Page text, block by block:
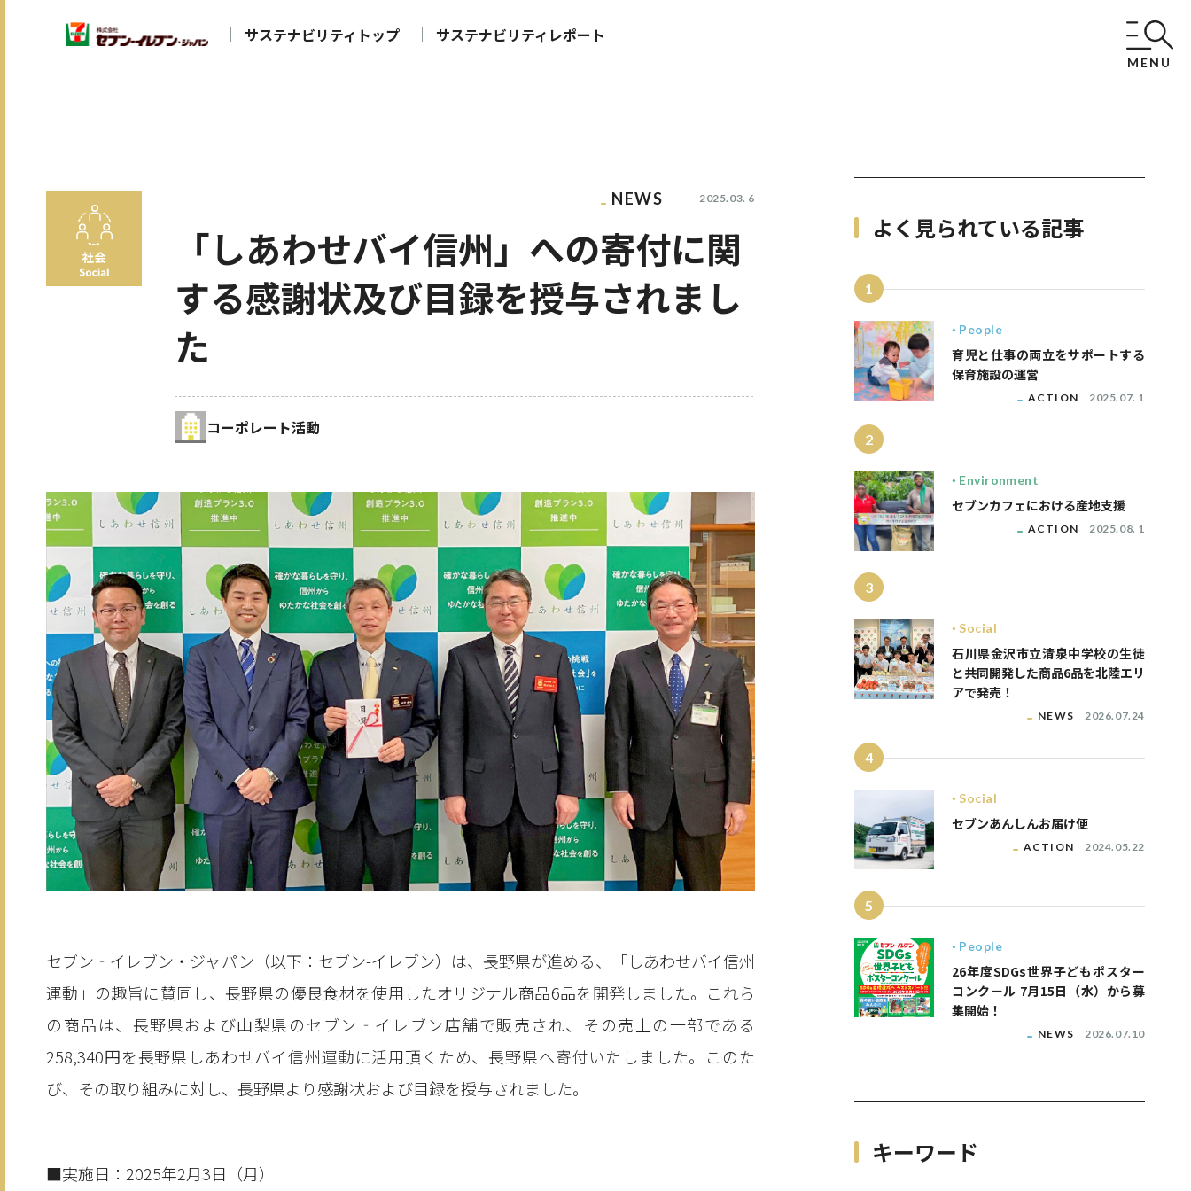
サステナビリティトップ サステナビリティレポート
MENU
NEWS 2025.03. 6
「しあわせバイ信州」への寄付に関
する感謝状及び目録を授与されまし
た
コーポレート活動
セブン‐イレブン・ジャパン（以下：セブン-イレブン）は、長野県が進める、「しあわせバイ信州
運動」の趣旨に賛同し、長野県の優良食材を使用したオリジナル商品6品を開発しました。これら
の商品は、長野県および山梨県のセブン‐イレブン店舗で販売され、その売上の一部である
258,340円を長野県しあわせバイ信州運動に活用頂くため、長野県へ寄付いたしました。このた
び、その取り組みに対し、長野県より感謝状および目録を授与されました。
■実施日：2025年2月3日（月）
よく見られている記事
1
People
育児と仕事の両立をサポートする
保育施設の運営
ACTION 2025.07. 1
2
Environment
セブンカフェにおける産地支援
ACTION 2025.08. 1
3
Social
石川県金沢市立清泉中学校の生徒
と共同開発した商品6品を北陸エリ
アで発売！
NEWS 2026.07.24
4
Social
セブンあんしんお届け便
ACTION 2024.05.22
5
People
26年度SDGs世界子どもポスター
コンクール 7月15日（水）から募
集開始！
NEWS 2026.07.10
キーワード